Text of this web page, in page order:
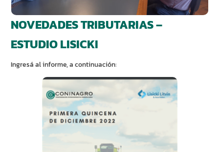
NOVEDADES TRIBUTARIAS –
ESTUDIO LISICKI
Ingresá al informe, a continuación: